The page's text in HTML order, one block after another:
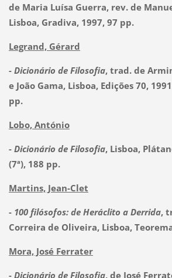
de Maria Luísa Guerra, rev. de
Lisboa, Gradiva, 1997, 97 pp.
Legrand, Gérard
- Dicionário de Filosofia, trad. de
e João Gama, Lisboa, Edições 70,
pp.
Lobo, António
- Dicionário de Filosofia, Lisboa,
(7ª), 188 pp.
Martins, Jean-Clet
- 100 filósofos: de Heráclito a Derrida,
Correira de Oliveira, Lisboa,
Mora, José Ferrater
- Dicionário de Filosofia, de José